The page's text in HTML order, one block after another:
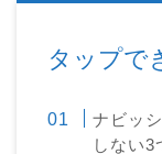
タップで
ナビッ
しない3